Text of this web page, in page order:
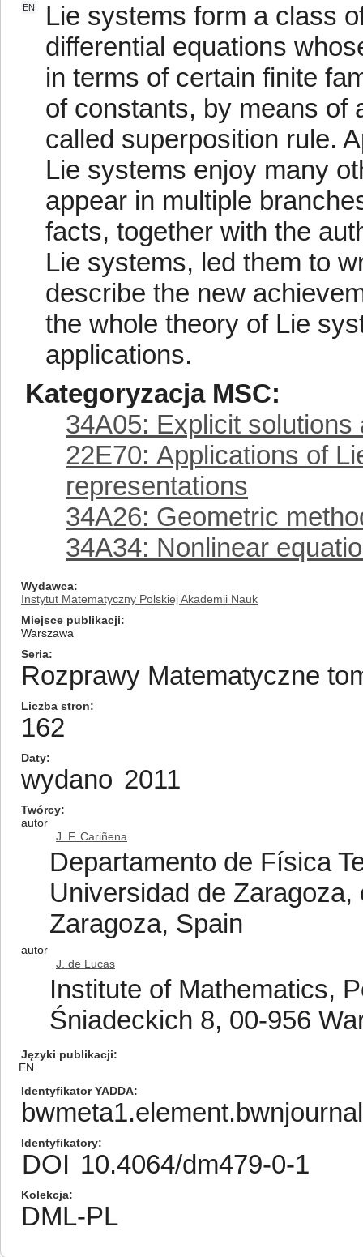
EN
Lie systems form a class
differential equations
in terms of certain finite
of constants, by means of
called superposition rule.
Lie systems enjoy many
appear in multiple
facts, together with the
Lie systems, led them to
describe the new
the whole theory of Lie
applications.
Kategoryzacja MSC:
34A05: Explicit solutions
22E70: Applications of
representations
34A26: Geometric
34A34: Nonlinear
Wydawca
Instytut Matematyczny Polskiej Akademii Nauk
Miejsce publikacji
Warszawa
Seria
Rozprawy Matematyczne
Liczba stron
162
Daty
wydano 2011
Twórcy
autor
J. F. Cariñena
Departamento de Física
Universidad de
Zaragoza, Spain
autor
J. de Lucas
Institute of Mathematics,
Śniadeckich 8, 00-956
Języki publikacji
EN
Identyfikator YADDA
Identyfikatory
DOI 10.4064/dm479-0-1
Kolekcja
DML-PL